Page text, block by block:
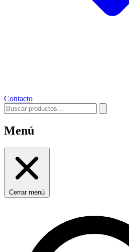
Contacto
Menú
Cerrar menú